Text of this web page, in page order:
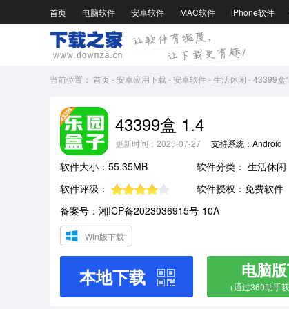
首页 电脑软件 安卓软件 MAC软件 iPhone软件
当前位置： 首页-安卓应用下载 -安卓软件-生活休闲 -43399盒
43399盒 1.4
更新时间：2025-07-27 支持系统：Android
软件大小：55.35MB 软件分类： 生活休闲
软件评级：
软件授权：免费软件
备案号：湘ICP备2023036915号-10A
Win版下载
本地下载 电脑
（通过360助手